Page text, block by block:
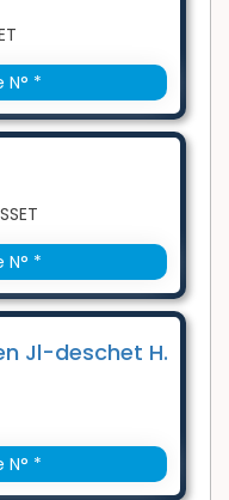
*
*
Jl-deschet H.
*